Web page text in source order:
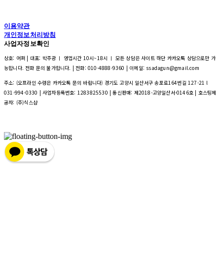
이용약관
개인정보처리방침
사업자정보확인
상호: 어퍼 | 대표: 박주광 ㅣ 영업시간 10시~18시 ㅣ 모든 상담은 사이트 하단 카카오톡 상담으로만 가
능합니다. 전화 문의 불가합니다. | 전화: 010-4888-9360 | 이메일: ssadagun@gmail.com
주소: (오프라인 수령은 카카오톡 문의 바랍니다) 경기도 고양시 일산서구 송포로164번길 127-21 l
031-994-0330 | 사업자등록번호: 1283825530 | 통신판매: 제2018-고양일산서-0146호 | 호스팅제
공자: (주)식스샵